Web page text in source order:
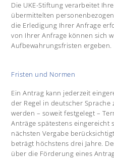
Die UKE-Stiftung verarbeitet
übermittelten
die Erledigung Ihrer Anfrage
von Ihrer Anfrage können sich
Aufbewahrungsfristen ergeben.
Fristen und Normen
Ein Antrag kann jederzeit
der Regel in deutscher
werden – soweit festgelegt –
Anträge spätestens eingereicht
nächsten Vergabe
beträgt höchstens drei Jahre.
über die Förderung eines